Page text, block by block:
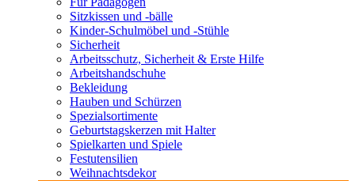
Sitzkissen und -bälle
Kinder-Schulmöbel und -Stühle
Sicherheit
Arbeitsschutz, Sicherheit & Erste Hilfe
Arbeitshandschuhe
Bekleidung
Hauben und Schürzen
Spezialsortimente
Geburtstagskerzen mit Halter
Spielkarten und Spiele
Festutensilien
Weihnachtsdekor